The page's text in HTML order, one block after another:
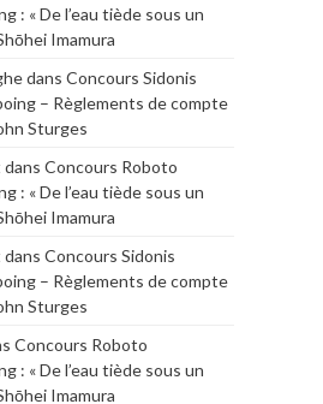
: « De l’eau tiède sous un
Imamura
dans Concours Sidonis
– Règlements de compte
Sturges
dans Concours Roboto
: « De l’eau tiède sous un
Imamura
dans Concours Sidonis
– Règlements de compte
Sturges
Concours Roboto
: « De l’eau tiède sous un
Imamura